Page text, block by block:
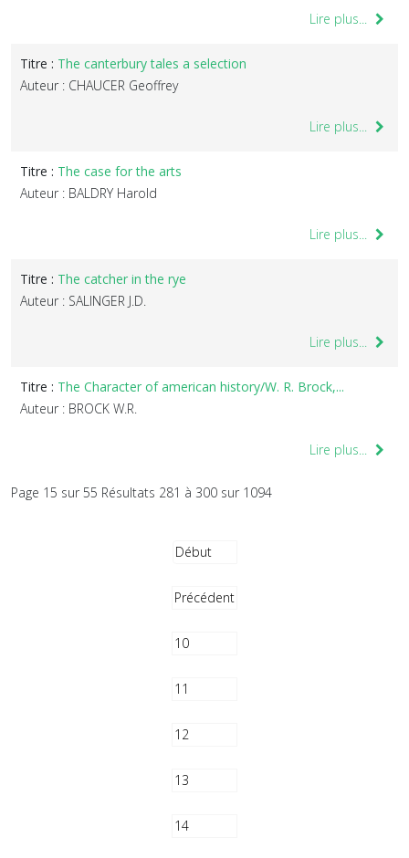
Lire plus...
Titre : The canterbury tales a selection
Auteur : CHAUCER Geoffrey
Lire plus...
Titre : The case for the arts
Auteur : BALDRY Harold
Lire plus...
Titre : The catcher in the rye
Auteur : SALINGER J.D.
Lire plus...
Titre : The Character of american history/W. R. Brock,...
Auteur : BROCK W.R.
Lire plus...
Page 15 sur 55 Résultats 281 à 300 sur 1094
Début
Précédent
10
11
12
13
14